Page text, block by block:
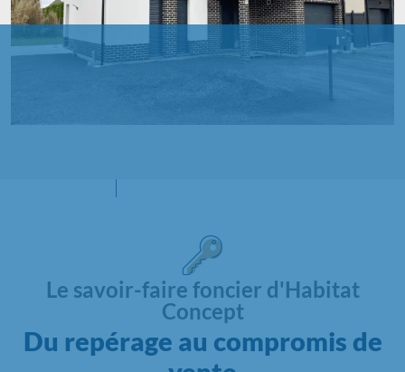
Le savoir-faire foncier d'Habitat
Concept
Du repérage au compromis de